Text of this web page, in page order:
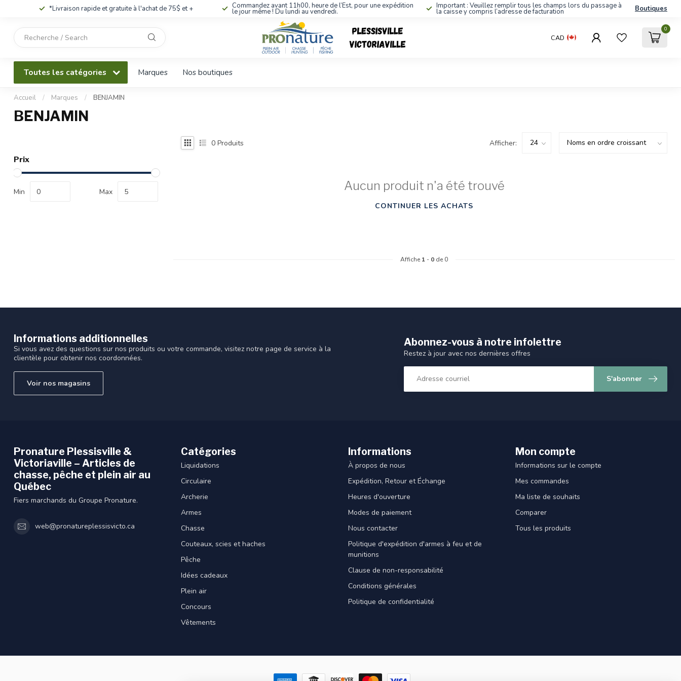
*Livraison rapide et gratuite à l'achat de 75$ et + Commandez avant 11h00, heure de l’Est, pour une expédition
le jour même ! Du lundi au vendredi.
Important : Veuillez remplir tous les champs lors du passage à
la caisse y compris l’adresse de facturation Boutiques
et
disponible.
Appuyez
se
tels
CAD
0
Toutes les catégories Marques Nos boutiques
Accueil / Marques / BENJAMIN
BENJAMIN
Prix
Min Max
0 Produits Afficher:
Aucun produit n'a été trouvé
CONTINUER LES ACHATS
Affiche 1 - 0 de 0
Informations additionnelles
Si vous avez des questions sur nos produits ou votre commande, visitez notre page de service à la
clientèle pour obtenir nos coordonnées.
Voir nos magasins
Abonnez-vous à notre infolettre
Restez à jour avec nos dernières offres
S'abonner
Pronature Plessisville &
Victoriaville – Articles de
chasse, pêche et plein air au
Québec
Fiers marchands du Groupe Pronature.
web@pronatureplessisvicto.ca
Catégories
Liquidations
Circulaire
Archerie
Armes
Chasse
Couteaux, scies et haches
Pêche
Idées cadeaux
Plein air
Concours
Vêtements
Informations
À propos de nous
Expédition, Retour et Échange
Heures d'ouverture
Modes de paiement
Nous contacter
Politique d'expédition d'armes à feu et de
munitions
Clause de non-responsabilité
Conditions générales
Politique de confidentialité
Mon compte
Informations sur le compte
Mes commandes
Ma liste de souhaits
Comparer
Tous les produits